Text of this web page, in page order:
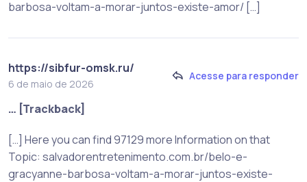
barbosa-voltam-a-morar-juntos-existe-amor/ […]
https://sibfur-omsk.ru/
6 de maio de 2026
Acesse para responder
… [Trackback]
[…] Here you can find 97129 more Information on that
Topic: salvadorentretenimento.com.br/belo-e-
gracyanne-barbosa-voltam-a-morar-juntos-existe-